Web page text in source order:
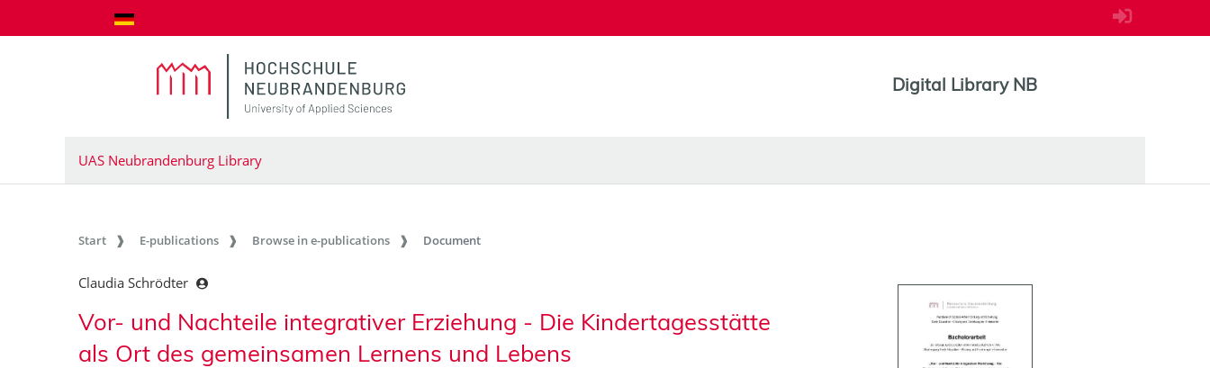
Digital Library NB
UAS Neubrandenburg Library
Start E-publications Browse in e-publications Document
Claudia Schrödter
Vor- und Nachteile integrativer Erziehung - Die Kindertagesstätte
als Ort des gemeinsamen Lernens und Lebens